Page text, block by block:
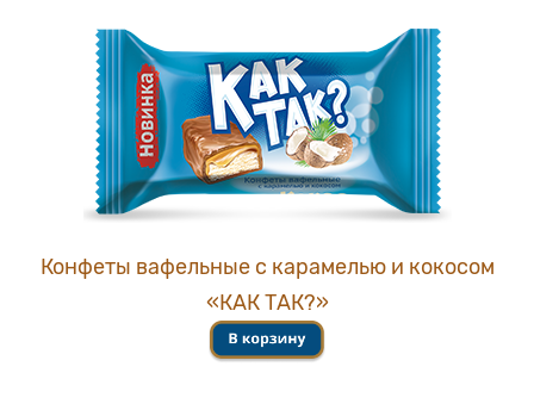
Конфеты вафельные с карамелью и кокосом
«КАК ТАК?»